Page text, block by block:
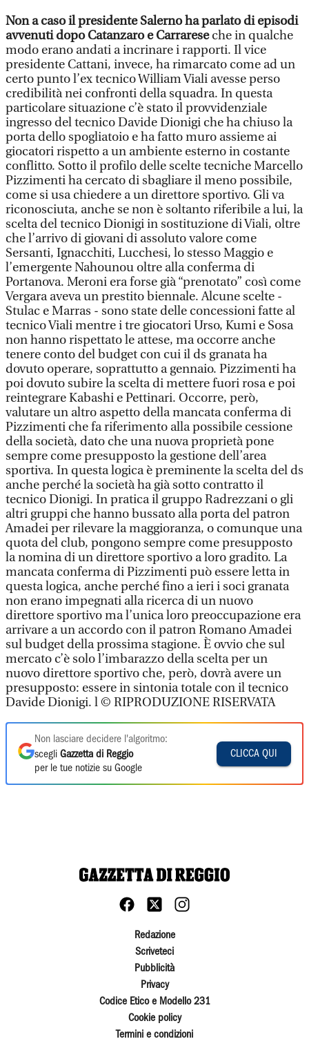
Non a caso il presidente Salerno ha parlato di episodi
avvenuti dopo Catanzaro e Carrareseche in qualche
modo erano andati a incrinare i rapporti. Il vice
presidente Cattani, invece, ha rimarcato come ad un
certo punto l’ex tecnico William Viali avesse perso
credibilità nei confronti della squadra. In questa
particolare situazione c’è stato il provvidenziale
ingresso del tecnico Davide Dionigi che ha chiuso la
porta dello spogliatoio e ha fatto muro assieme ai
giocatori rispetto a un ambiente esterno in costante
conflitto. Sotto il profilo delle scelte tecniche Marcello
Pizzimenti ha cercato di sbagliare il meno possibile,
come si usa chiedere a un direttore sportivo. Gli va
riconosciuta, anche se non è soltanto riferibile a lui, la
scelta del tecnico Dionigi in sostituzione di Viali, oltre
che l’arrivo di giovani di assoluto valore come
Sersanti, Ignacchiti, Lucchesi, lo stesso Maggio e
l’emergente Nahounou oltre alla conferma di
Portanova. Meroni era forse già “prenotato” così come
Vergara aveva un prestito biennale. Alcune scelte -
Stulac e Marras - sono state delle concessioni fatte al
tecnico Viali mentre i tre giocatori Urso, Kumi e Sosa
non hanno rispettato le attese, ma occorre anche
tenere conto del budget con cui il ds granata ha
dovuto operare, soprattutto a gennaio. Pizzimenti ha
poi dovuto subire la scelta di mettere fuori rosa e poi
reintegrare Kabashi e Pettinari. Occorre, però,
valutare un altro aspetto della mancata conferma di
Pizzimenti che fa riferimento alla possibile cessione
della società, dato che una nuova proprietà pone
sempre come presupposto la gestione dell’area
sportiva. In questa logica è preminente la scelta del ds
anche perché la società ha già sotto contratto il
tecnico Dionigi. In pratica il gruppo Radrezzani o gli
altri gruppi che hanno bussato alla porta del patron
Amadei per rilevare la maggioranza, o comunque una
quota del club, pongono sempre come presupposto
la nomina di un direttore sportivo a loro gradito. La
mancata conferma di Pizzimenti può essere letta in
questa logica, anche perché fino a ieri i soci granata
non erano impegnati alla ricerca di un nuovo
direttore sportivo ma l’unica loro preoccupazione era
arrivare a un accordo con il patron Romano Amadei
sul budget della prossima stagione. È ovvio che sul
mercato c’è solo l’imbarazzo della scelta per un
nuovo direttore sportivo che, però, dovrà avere un
presupposto: essere in sintonia totale con il tecnico
Davide Dionigi. l © RIPRODUZIONE RISERVATA
Non lasciare decidere l'algoritmo:
scegli Gazzetta di Reggio
per le tue notizie su Google
CLICCA QUI
Redazione
Scriveteci
Pubblicità
Privacy
Codice Etico e Modello 231
Cookie policy
Termini e condizioni